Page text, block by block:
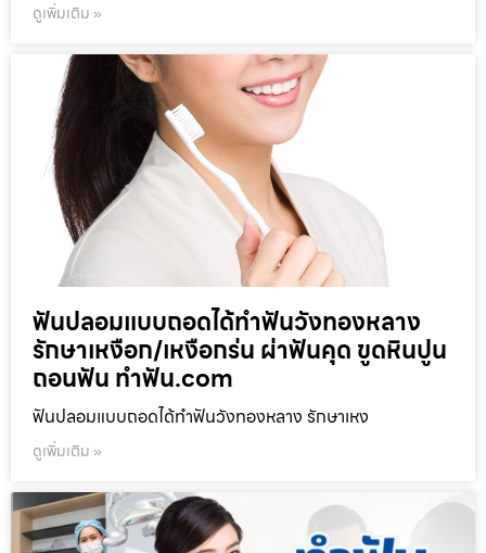
ดูเพิ่มเติม »
ฟันปลอมแบบถอดได้ทำฟันวังทองหลาง
รักษาเหงือก/เหงือกร่น ผ่าฟันคุด ขูดหินปูน
ถอนฟัน ทำฟัน.com
ฟันปลอมแบบถอดได้ทำฟันวังทองหลาง รักษาเหง
ดูเพิ่มเติม »